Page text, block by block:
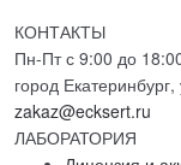
КОНТАКТЫ
Пн-Пт с 9:00 до
город
zakaz@ecksert.ru
ЛАБОРАТОРИЯ